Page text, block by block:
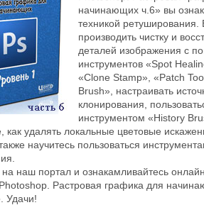
начинающих ч.6» вы
техникой ретуширования.
производить чистку и
деталей изображения с
инструментов «Spot
«Clone Stamp», «Patch
Brush», настраивать
клонирования,
инструментом «History
как удалять локальные цветовые
научитесь пользоваться
на наш портал и ознакамливайтесь
Растровая графика для
Удачи!